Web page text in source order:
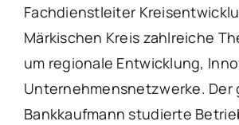
Fachdienstleiter
Märkischen Kreis zahlreiche
um regionale Entwicklung,
Unternehmensnetzwerke. Der
Bankkaufmann studierte